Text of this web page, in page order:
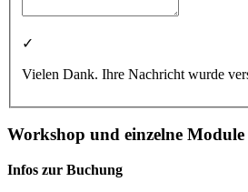
✓
Vielen Dank. Ihre Nachricht wurde
Workshop und einzelne Module
Infos zur Buchung